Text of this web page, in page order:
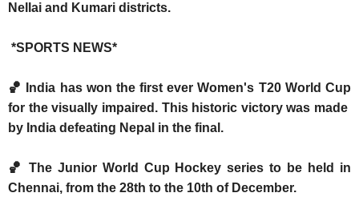
Nellai and Kumari districts.
*SPORTS NEWS*
🏀 India has won the first ever Women's T20 World Cup
for the visually impaired. This historic victory was made
by India defeating Nepal in the final.
🏀 The Junior World Cup Hockey series to be held in
Chennai, from the 28th to the 10th of December.